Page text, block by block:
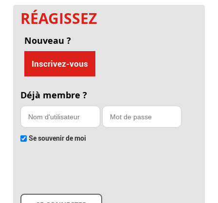
RÉAGISSEZ
Nouveau ?
Inscrivez-vous
Déjà membre ?
Se souvenir de moi